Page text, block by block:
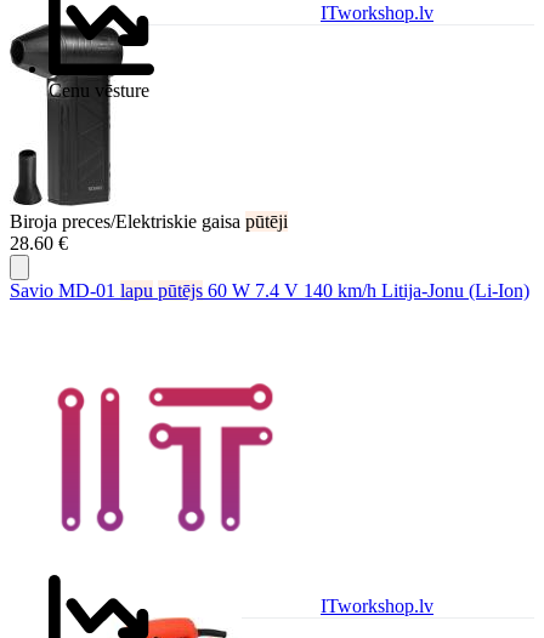
ITworkshop.lv
Biroja preces/Elektriskie gaisa pūtēji
28.60 €
Cenu vēsture
Savio MD-01 lapu pūtējs 60 W 7.4 V 140 km/h Litija-Jonu (Li-Ion)
ITworkshop.lv